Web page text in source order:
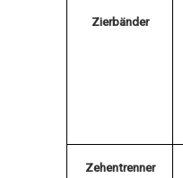
Zierbänder
Zehentrenner